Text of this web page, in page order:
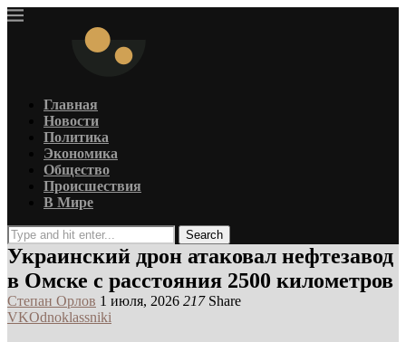
Главная
Новости
Политика
Экономика
Общество
Происшествия
В Мире
Search
Украинский дрон атаковал нефтезавод
в Омске с расстояния 2500 километров
Степан Орлов 1 июля, 2026 217 Share
VKOdnoklassniki